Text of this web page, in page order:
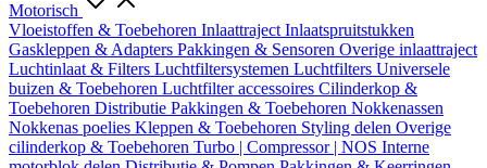
Motorisch
Vloeistoffen & Toebehoren Inlaattraject Inlaatspruitstukken
Gaskleppen & Adapters Pakkingen & Sensoren Overige inlaattraject
Luchtinlaat & Filters Luchtfiltersystemen Luchtfilters Universele
buizen & Toebehoren Luchtfilter accessoires Cilinderkop &
Toebehoren Distributie Pakkingen & Toebehoren Nokkenassen
Nokkenas poelies Kleppen & Toebehoren Styling delen Overige
cilinderkop & Toebehoren Turbo | Compressor | NOS Interne